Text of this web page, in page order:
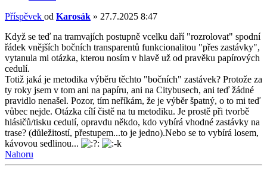
Příspěvek od Karosák » 27.7.2025 8:47
Když se teď na tramvajích postupně vcelku daří "rozrolovat" spodní
řádek vnějších bočních transparentů funkcionalitou "přes zastávky",
vytanula mi otázka, kterou nosím v hlavě už od pravěku papírových
cedulí.
Totiž jaká je metodika výběru těchto "bočních" zastávek? Protože za
ty roky jsem v tom ani na papíru, ani na Citybusech, ani teď žádné
pravidlo nenašel. Pozor, tím neříkám, že je výběr špatný, o to mi teď
vůbec nejde. Otázka cílí čistě na tu metodiku. Je prostě při tvorbě
hlásičů/tisku cedulí, opravdu někdo, kdo vybírá vhodné zastávky na
trase? (důležitostí, přestupem...to je jedno).Nebo se to vybírá losem,
kávovou sedlinou...
Nahoru